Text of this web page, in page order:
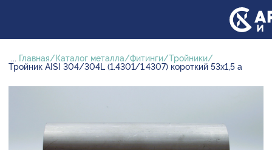
... Главная Каталог металла Фитинги Тройники
Тройник AISI 304/304L (1.4301/1.4307) короткий 53х1,5 а